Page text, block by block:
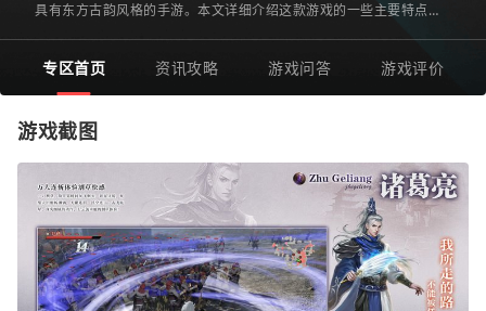
具有东方古韵风格的手游。本文详细介绍这款游戏的一些主要特点和
专区首页 资讯攻略 游戏问答 游戏评价
游戏截图